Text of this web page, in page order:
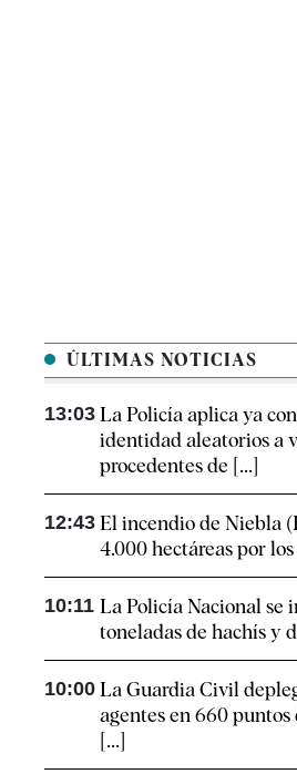
ÚLTIMAS NOTICIAS
13:03 La Policía aplica ya
identidad aleatorios a
procedentes de [...]
12:43 El incendio de Niebla
4.000 hectáreas por
10:11 La Policía Nacional se
toneladas de hachís y
10:00 La Guardia Civil
agentes en 660 puntos
[...]